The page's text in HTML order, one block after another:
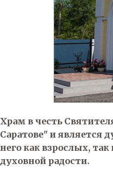
Храм в честь
Саратове" и является
него как взрослых,
духовной радости.